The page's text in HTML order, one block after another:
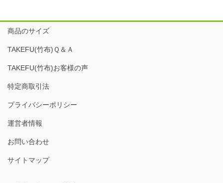
商品のサイズ
TAKEFU(竹布)Ｑ＆Ａ
TAKEFU(竹布)お客様の声
特定商取引法
プライバシーポリシー
運営者情報
お問い合わせ
サイトマップ